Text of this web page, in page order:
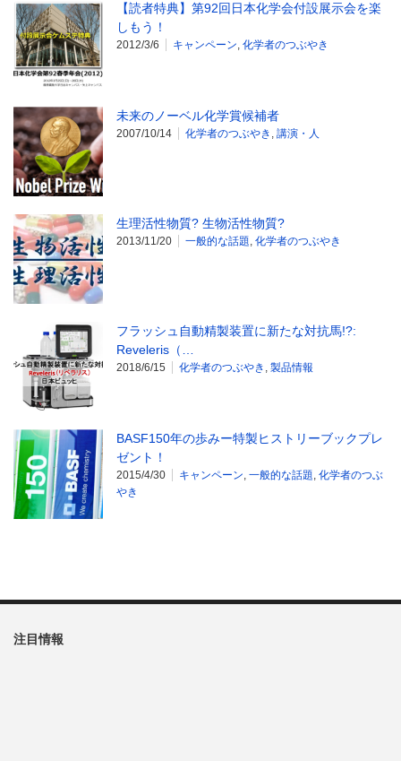
【読者特典】第92回日本化学会付設展示会を楽
しもう！
2012/3/6 キャンペーン, 化学者のつぶやき
未来のノーベル化学賞候補者
2007/10/14 化学者のつぶやき , 講演・人
生理活性物質? 生物活性物質?
2013/11/20 一般的な話題, 化学者のつぶやき
フラッシュ自動精製装置に新たな対抗馬!?:
Reveleris（…
2018/6/15 化学者のつぶやき , 製品情報
BASF150年の歩みー特製ヒストリーブックプレ
ゼント！
2015/4/30 キャンペーン, 一般的な話題, 化学者のつぶ
やき
注目情報